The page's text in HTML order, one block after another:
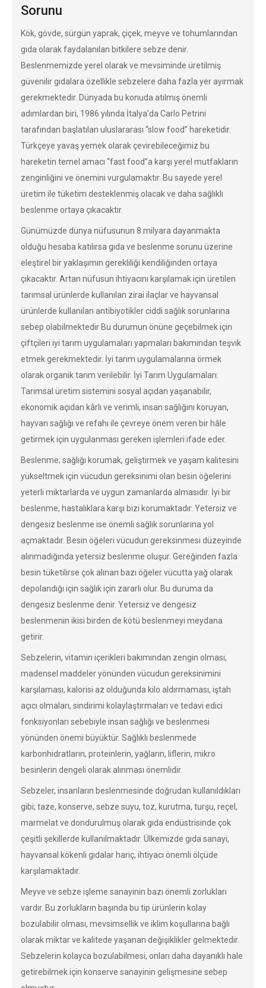
Sorunu
Kök, gövde, sürgün yaprak, çiçek, meyve ve tohumlarından
gıda olarak faydalanılan bitkilere sebze denir.
Beslenmemizde yerel olarak ve mevsiminde üretilmiş
güvenilir gıdalara özellikle sebzelere daha fazla yer ayırmak
gerekmektedir. Dünyada bu konuda atılmış önemli
adımlardan biri, 1986 yılında İtalya’da Carlo Petrini
tarafından başlatılan uluslararası “slow food” hareketidir.
Türkçeye yavaş yemek olarak çevirebileceğimiz bu
hareketin temel amacı “fast food”a karşı yerel mutfakların
zenginliğini ve önemini vurgulamaktır. Bu sayede yerel
üretim ile tüketim desteklenmiş olacak ve daha sağlıklı
beslenme ortaya çıkacaktır.
Günümüzde dünya nüfusunun 8 milyara dayanmakta
olduğu hesaba katılırsa gıda ve beslenme sorunu üzerine
eleştirel bir yaklaşımın gerekliliği kendiliğinden ortaya
çıkacaktır. Artan nüfusun ihtiyacını karşılamak için üretilen
tarımsal ürünlerde kullanılan zirai ilaçlar ve hayvansal
ürünlerde kullanılan antibiyotikler ciddi sağlık sorunlarına
sebep olabilmektedir Bu durumun önüne geçebilmek için
çiftçileri iyi tarım uygulamaları yapmaları bakımından teşvik
etmek gerekmektedir. İyi tarım uygulamalarına örmek
olarak organik tarım verilebilir. İyi Tarım Uygulamaları:
Tarımsal üretim sistemini sosyal açıdan yaşanabilir,
ekonomik açıdan kârlı ve verimli, insan sağlığını koruyan,
hayvan sağlığı ve refahı ile çevreye önem veren bir hâle
getirmek için uygulanması gereken işlemleri ifade eder.
Beslenme; sağlığı korumak, geliştirmek ve yaşam kalitesini
yükseltmek için vücudun gereksinimi olan besin öğelerini
yeterli miktarlarda ve uygun zamanlarda almasıdır. İyi bir
beslenme, hastalıklara karşı bizi korumaktadır. Yetersiz ve
dengesiz beslenme ise önemli sağlık sorunlarına yol
açmaktadır. Besin öğeleri vücudun gereksinmesi düzeyinde
alınmadığında yetersiz beslenme oluşur. Gereğinden fazla
besin tüketilirse çok alınan bazı öğeler vücutta yağ olarak
depolandığı için sağlık için zararlı olur. Bu duruma da
dengesiz beslenme denir. Yetersiz ve dengesiz
beslenmenin ikisi birden de kötü beslenmeyi meydana
getirir.
Sebzelerin, vitamin içerikleri bakımından zengin olması,
madensel maddeler yönünden vücudun gereksinimini
karşılaması, kalorisi az olduğunda kilo aldırmaması, iştah
açıcı olmaları, sindirimi kolaylaştırmaları ve tedavi edici
fonksiyonları sebebiyle insan sağlığı ve beslenmesi
yönünden önemi büyüktür. Sağlıklı beslenmede
karbonhidratların, proteinlerin, yağların, liflerin, mikro
besinlerin dengeli olarak alınması önemlidir.
Sebzeler, insanların beslenmesinde doğrudan kullanıldıkları
gibi; taze, konserve, sebze suyu, toz, kurutma, turşu, reçel,
marmelat ve dondurulmuş olarak gıda endüstrisinde çok
çeşitli şekillerde kullanılmaktadır. Ülkemizde gıda sanayi,
hayvansal kökenli gıdalar hariç, ihtiyacı önemli ölçüde
karşılamaktadır.
Meyve ve sebze işleme sanayinin bazı önemli zorlukları
vardır. Bu zorlukların başında bu tip ürünlerin kolay
bozulabilir olması, mevsimsellik ve iklim koşullarına bağlı
olarak miktar ve kalitede yaşanan değişiklikler gelmektedir.
Sebzelerin kolayca bozulabilmesi, onları daha dayanıklı hale
getirebilmek için konserve sanayinin gelişmesine sebep